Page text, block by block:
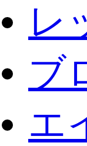
レ
ブ
エ